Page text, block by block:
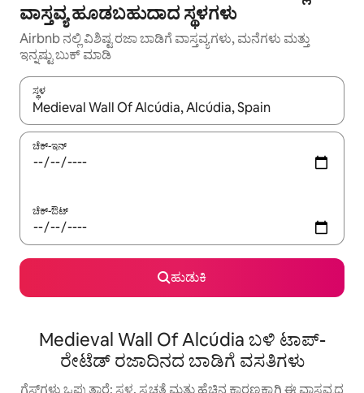
ವಾಸ್ತವ್ಯ ಹೂಡಬಹುದಾದ ಸ್ಥಳಗಳು
Airbnb ನಲ್ಲಿ ವಿಶಿಷ್ಟ ರಜಾ ಬಾಡಿಗೆ ವಾಸ್ತವ್ಯಗಳು, ಮನೆಗಳು ಮತ್ತು
ಇನ್ನಷ್ಟು ಬುಕ್ ಮಾಡಿ
ಸ್ಥಳ
ಫಲಿತಾಂಶಗಳು ಲಭ್ಯವಿರುವಾಗ, ಅಪ್ ಮತ್ತು ಡೌನ್ ಬಾಣದ ಕೀಲಿಗಳೊಂದಿಗೆ
ಚೆಕ್-ಇನ್
ಚೆಕ್-ಔಟ್
ಹುಡುಕಿ
Medieval Wall Of Alcúdia ಬಳಿ ಟಾಪ್-
ರೇಟೆಡ್ ರಜಾದಿನದ ಬಾಡಿಗೆ ವಸತಿಗಳು
ಗೆಸ್ಟ್‌ಗಳು ಒಪ್ಪುತ್ತಾರೆ: ಸ್ಥಳ, ಸ್ವಚ್ಛತೆ ಮತ್ತು ಹೆಚ್ಚಿನ ಕಾರಣಕ್ಕಾಗಿ ಈ ವಾಸ್ತವ್ಯದ